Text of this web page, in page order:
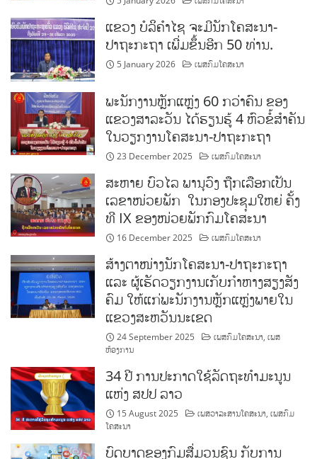
ແຂວງ ບໍລິຄຳໄຊ ຈະມີນັກໂຄສະນາ-
ປາຖະກະຖາ ເພີ່ມຂຶ້ນອີກ 50 ທ່ານ.
5 January 2026 ເພສກົມໂຄສະນາ
ພະນັກງານຫຼັກແຫຼ່ງ 60 ກວ່າຄົນ ຂອງ
ແຂວງສາລະວັນ ໄດ້ຮຽນຮູ້ 4 ຫົວຂໍ້ສຳຄັນ
ໃນວຽກງານໂຄສະນາ-ປາຖະກະຖາ
23 December 2025 ເພສກົມໂຄສະນາ
ສະຫາຍ ບົວໄລ ພານຸວົງ ຖືກເລືອກເປັນ
ເລຂາໜ່ວຍພັກ ໃນກອງປະຊຸມໃຫຍ່ ຄັ້ງ
ທີ IX ຂອງໜ່ວຍພັກກົມໂຄສະນາ
16 December 2025 ເພສກົມໂຄສະນາ
ສ້າງ​ຕາ​ໜ່າງ​ນັກໂຄສະນາ-ປາຖະກະຖາ
ແລະ ຜູ້​ເຮັດ​ວຽກ​ງານເກັບ​ກຳ​ຫາງ​ສຽງ​ສັງ​
ຄົມ ໃຫ້ແກ່ພະນັກງານຫຼັກ​ແຫຼ່ງ​ພາຍ​ໃນ
ແຂວງ​ສະ​ຫວັນ​ນະ​ເຂດ
24 September 2025 ເພສກົມໂຄສະນາ,ເພສ
ຫ້ອງການ
34 ປີ ການປະກາດໃຊ້ລັດຖະທໍາມະນູນ
ແຫ່ງ ສປປ ລາວ
15 August 2025 ເພສວາລະສານໂຄສະນາ,ເພສກົມ
ໂຄສະນາ
ບົດບາດຂອງກົມສື່ມວນຊົນ ກັບການ